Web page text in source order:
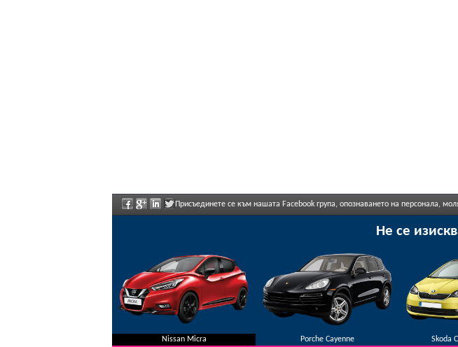
Присъединете се към нашата Facebook група, опознаването на персонала,
Не се
Nissan Micra Porche Cayenne Skoda